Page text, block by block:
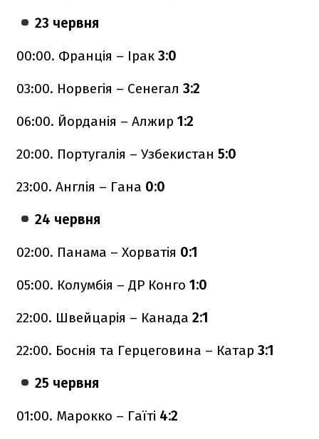
23 червня
00:00. Франція – Ірак 3:0
03:00. Норвегія – Сенегал 3:2
06:00. Йорданія – Алжир 1:2
20:00. Португалія – Узбекистан 5:0
23:00. Англія – Гана 0:0
24 червня
02:00. Панама – Хорватія 0:1
05:00. Колумбія – ДР Конго 1:0
22:00. Швейцарія – Канада 2:1
22:00. Боснія та Герцеговина – Катар 3:1
25 червня
01:00. Марокко – Гаїті 4:2